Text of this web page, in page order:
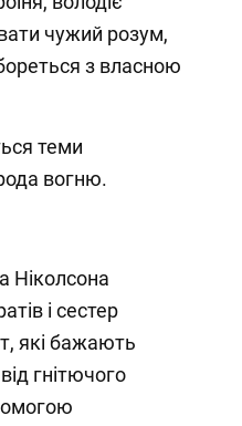
чужий розум,
з власною
теми
вогню.
Ніколсона
і сестер
які бажають
гнітючого